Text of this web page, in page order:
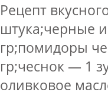
Рецепт
штука;черные
гр;помидоры
гр;чеснок — 1
оливковое